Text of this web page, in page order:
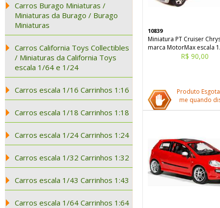
Carros Burago Miniaturas /
Miniaturas da Burago / Burago
Miniaturas
Carros California Toys Collectibles
/ Miniaturas da California Toys
escala 1/64 e 1/24
Carros escala 1/16 Carrinhos 1:16
Carros escala 1/18 Carrinhos 1:18
Carros escala 1/24 Carrinhos 1:24
Carros escala 1/32 Carrinhos 1:32
Carros escala 1/43 Carrinhos 1:43
Carros escala 1/64 Carrinhos 1:64
10839
Miniatura PT Cruiser
marca MotorMax escala
R$ 90,00
Produto
me quando